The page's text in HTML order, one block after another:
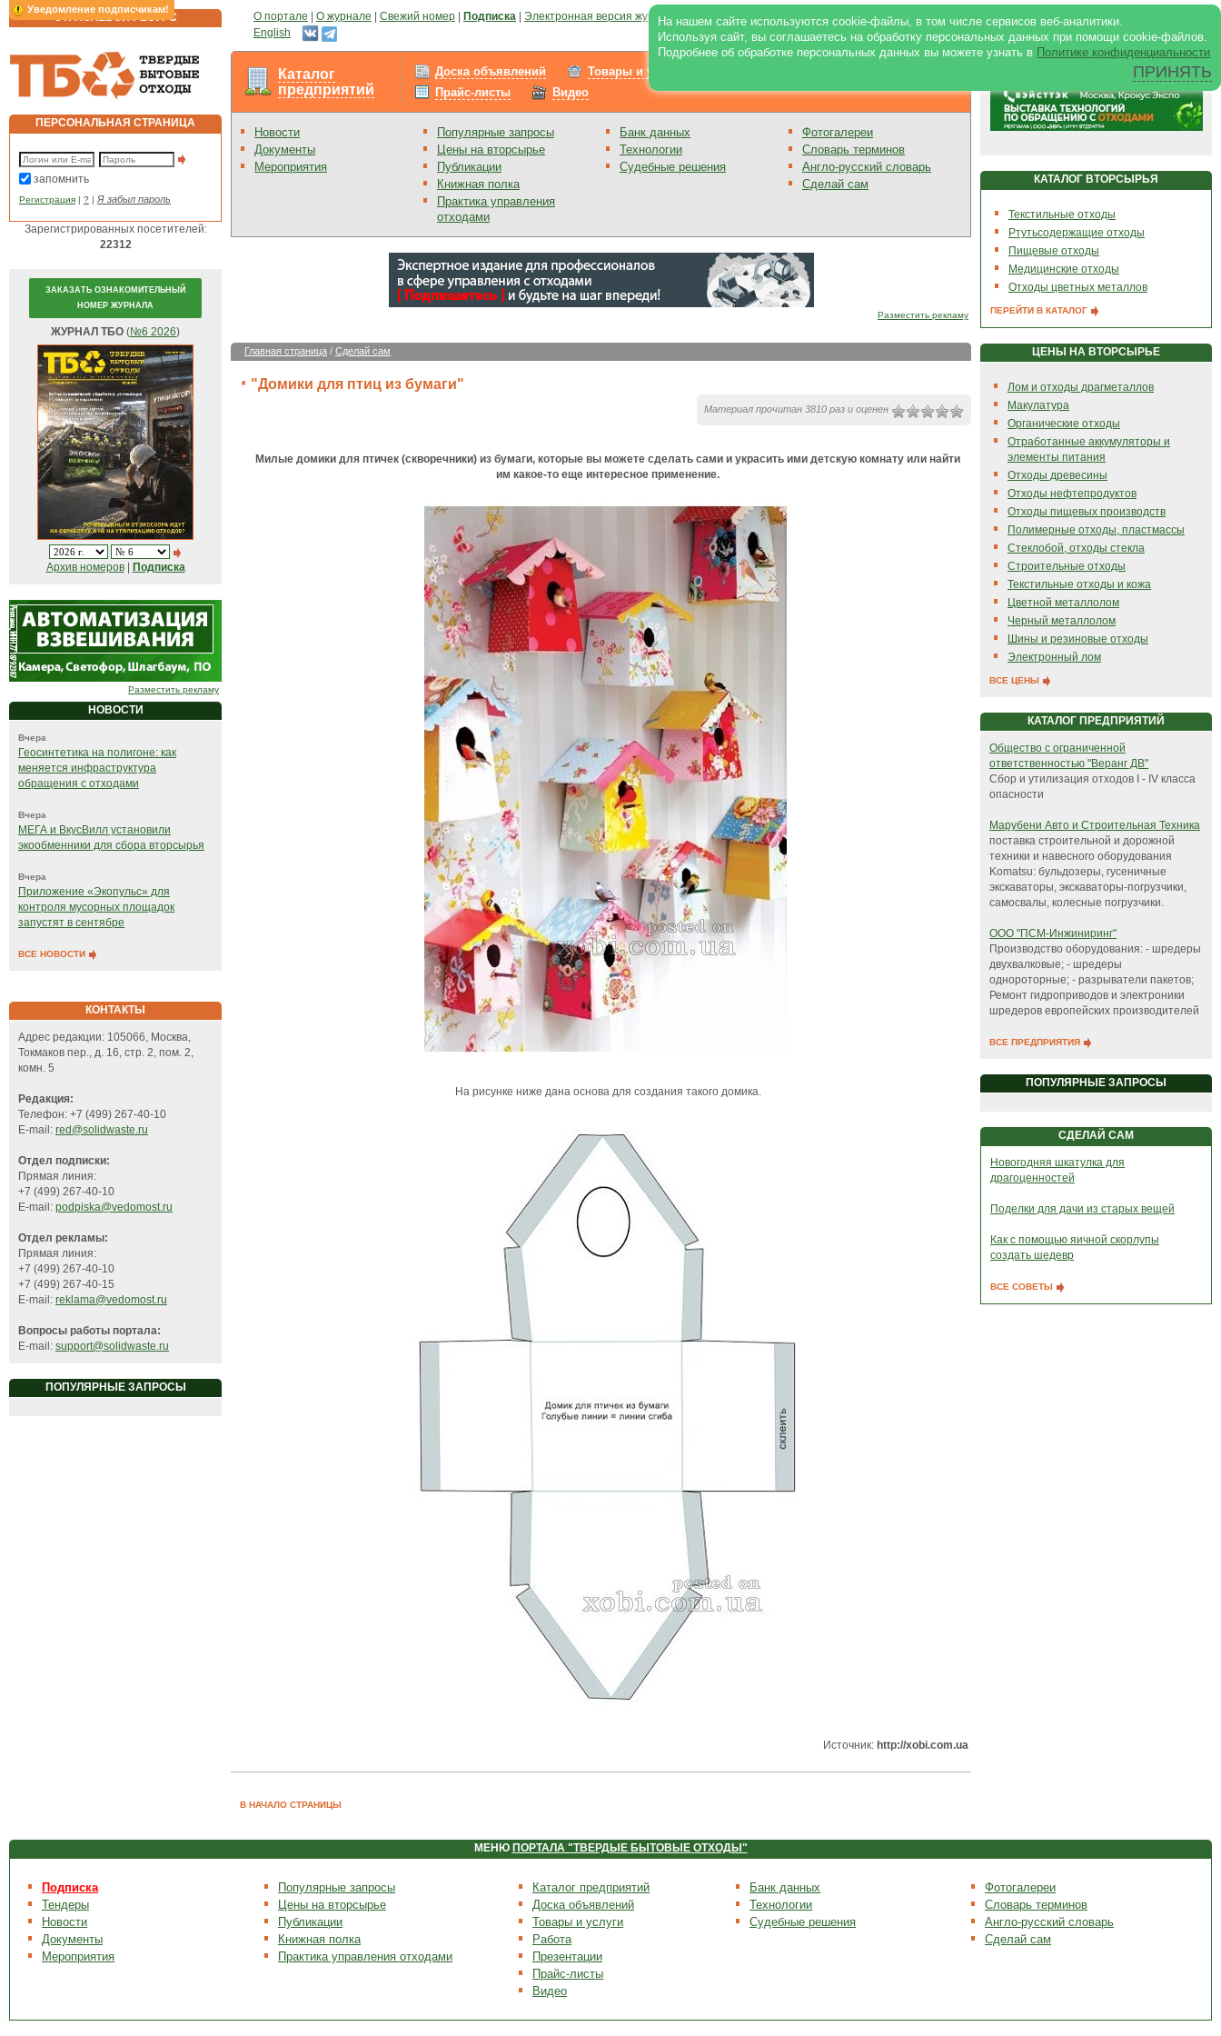
Уведомление подписчикам!
На нашем сайте используются cookie-файлы, в том числе сервисов веб-аналитики.
Используя сайт, вы соглашаетесь на обработку персональных данных при помощи cookie-файлов.
Подробнее об обработке персональных данных вы можете узнать в Политике конфиденциальности
ПРИНЯТЬ
ОТРАСЛЕВОЙ РЕСУРС О портале О журнале Свежий номер Подписка Электронная версия журнала |Отзывы|Реклама на портале|Реклама в журнале |
English
ПЕРСОНАЛЬНАЯ СТРАНИЦА
запомнить
Регистрация | ? | Я забыл пароль
Зарегистрированных посетителей:
22312
ЗАКАЗАТЬ ОЗНАКОМИТЕЛЬНЫЙ
НОМЕР ЖУРНАЛА
ЖУРНАЛ ТБО (№6 2026)
Архив номеров| Подписка
Разместить рекламу
НОВОСТИ
Вчера
Геосинтетика на полигоне: как
меняется инфраструктура
обращения с отходами
Вчера
МЕГА и ВкусВилл установили
экообменники для сбора вторсырья
Вчера
Приложение «Экопульс» для
контроля мусорных площадок
запустят в сентябре
ВСЕ НОВОСТИ
КОНТАКТЫ
Адрес редакции: 105066, Москва,
Токмаков пер., д. 16, стр. 2, пом. 2,
комн. 5
Редакция:
Телефон: +7 (499) 267-40-10
E-mail: red@solidwaste.ru
Отдел подписки:
Прямая линия:
+7 (499) 267-40-10
E-mail: podpiska@vedomost.ru
Отдел рекламы:
Прямая линия:
+7 (499) 267-40-10
+7 (499) 267-40-15
E-mail: reklama@vedomost.ru
Вопросы работы портала:
E-mail: support@solidwaste.ru
ПОПУЛЯРНЫЕ ЗАПРОСЫ
Каталог
предприятий
Доска объявлений Товары и услуги
Прайс-листы
Видео
Новости
Документы
Мероприятия
Популярные запросы
Цены на вторсырье
Публикации
Книжная полка
Практика управления
отходами
Банк данных
Технологии
Судебные решения
Фотогалереи
Словарь терминов
Англо-русский словарь
Сделай сам
Разместить рекламу
Главная страница / Сделай сам
"Домики для птиц из бумаги"
Материал прочитан 3810 раз и оценен
Милые домики для птичек (скворечники) из бумаги, которые вы можете сделать сами и украсить ими детскую комнату или найти
им какое-то еще интересное применение.
На рисунке ниже дана основа для создания такого домика.
Источник: http://xobi.com.ua
В НАЧАЛО СТРАНИЦЫ
КАТАЛОГ ВТОРСЫРЬЯ
Текстильные отходы
Ртутьсодержащие отходы
Пищевые отходы
Медицинские отходы
Отходы цветных металлов
ПЕРЕЙТИ В КАТАЛОГ
ЦЕНЫ НА ВТОРСЫРЬЕ
Лом и отходы драгметаллов
Макулатура
Органические отходы
Отработанные аккумуляторы и
элементы питания
Отходы древесины
Отходы нефтепродуктов
Отходы пищевых производств
Полимерные отходы, пластмассы
Стеклобой, отходы стекла
Строительные отходы
Текстильные отходы и кожа
Цветной металлолом
Черный металлолом
Шины и резиновые отходы
Электронный лом
ВСЕ ЦЕНЫ
КАТАЛОГ ПРЕДПРИЯТИЙ
Общество с ограниченной
ответственностью "Веранг ДВ"
Сбор и утилизация отходов I - IV класса
опасности
Марубени Авто и Строительная Техника
поставка строительной и дорожной
техники и навесного оборудования
Komatsu: бульдозеры, гусеничные
экскаваторы, экскаваторы-погрузчики,
самосвалы, колесные погрузчики.
ООО "ПСМ-Инжиниринг"
Производство оборудования: - шредеры
двухвалковые; - шредеры
однороторные; - разрыватели пакетов;
Ремонт гидроприводов и электроники
шредеров европейских производителей
ВСЕ ПРЕДПРИЯТИЯ
ПОПУЛЯРНЫЕ ЗАПРОСЫ
СДЕЛАЙ САМ
Новогодняя шкатулка для
драгоценностей
Поделки для дачи из старых вещей
Как с помощью яичной скорлупы
создать шедевр
ВСЕ СОВЕТЫ
МЕНЮ ПОРТАЛА "ТВЕРДЫЕ БЫТОВЫЕ ОТХОДЫ"
Подписка
Тендеры
Новости
Документы
Мероприятия
Популярные запросы
Цены на вторсырье
Публикации
Книжная полка
Практика управления отходами
Каталог предприятий
Доска объявлений
Товары и услуги
Работа
Презентации
Прайс-листы
Видео
Банк данных
Технологии
Судебные решения
Фотогалереи
Словарь терминов
Англо-русский словарь
Сделай сам